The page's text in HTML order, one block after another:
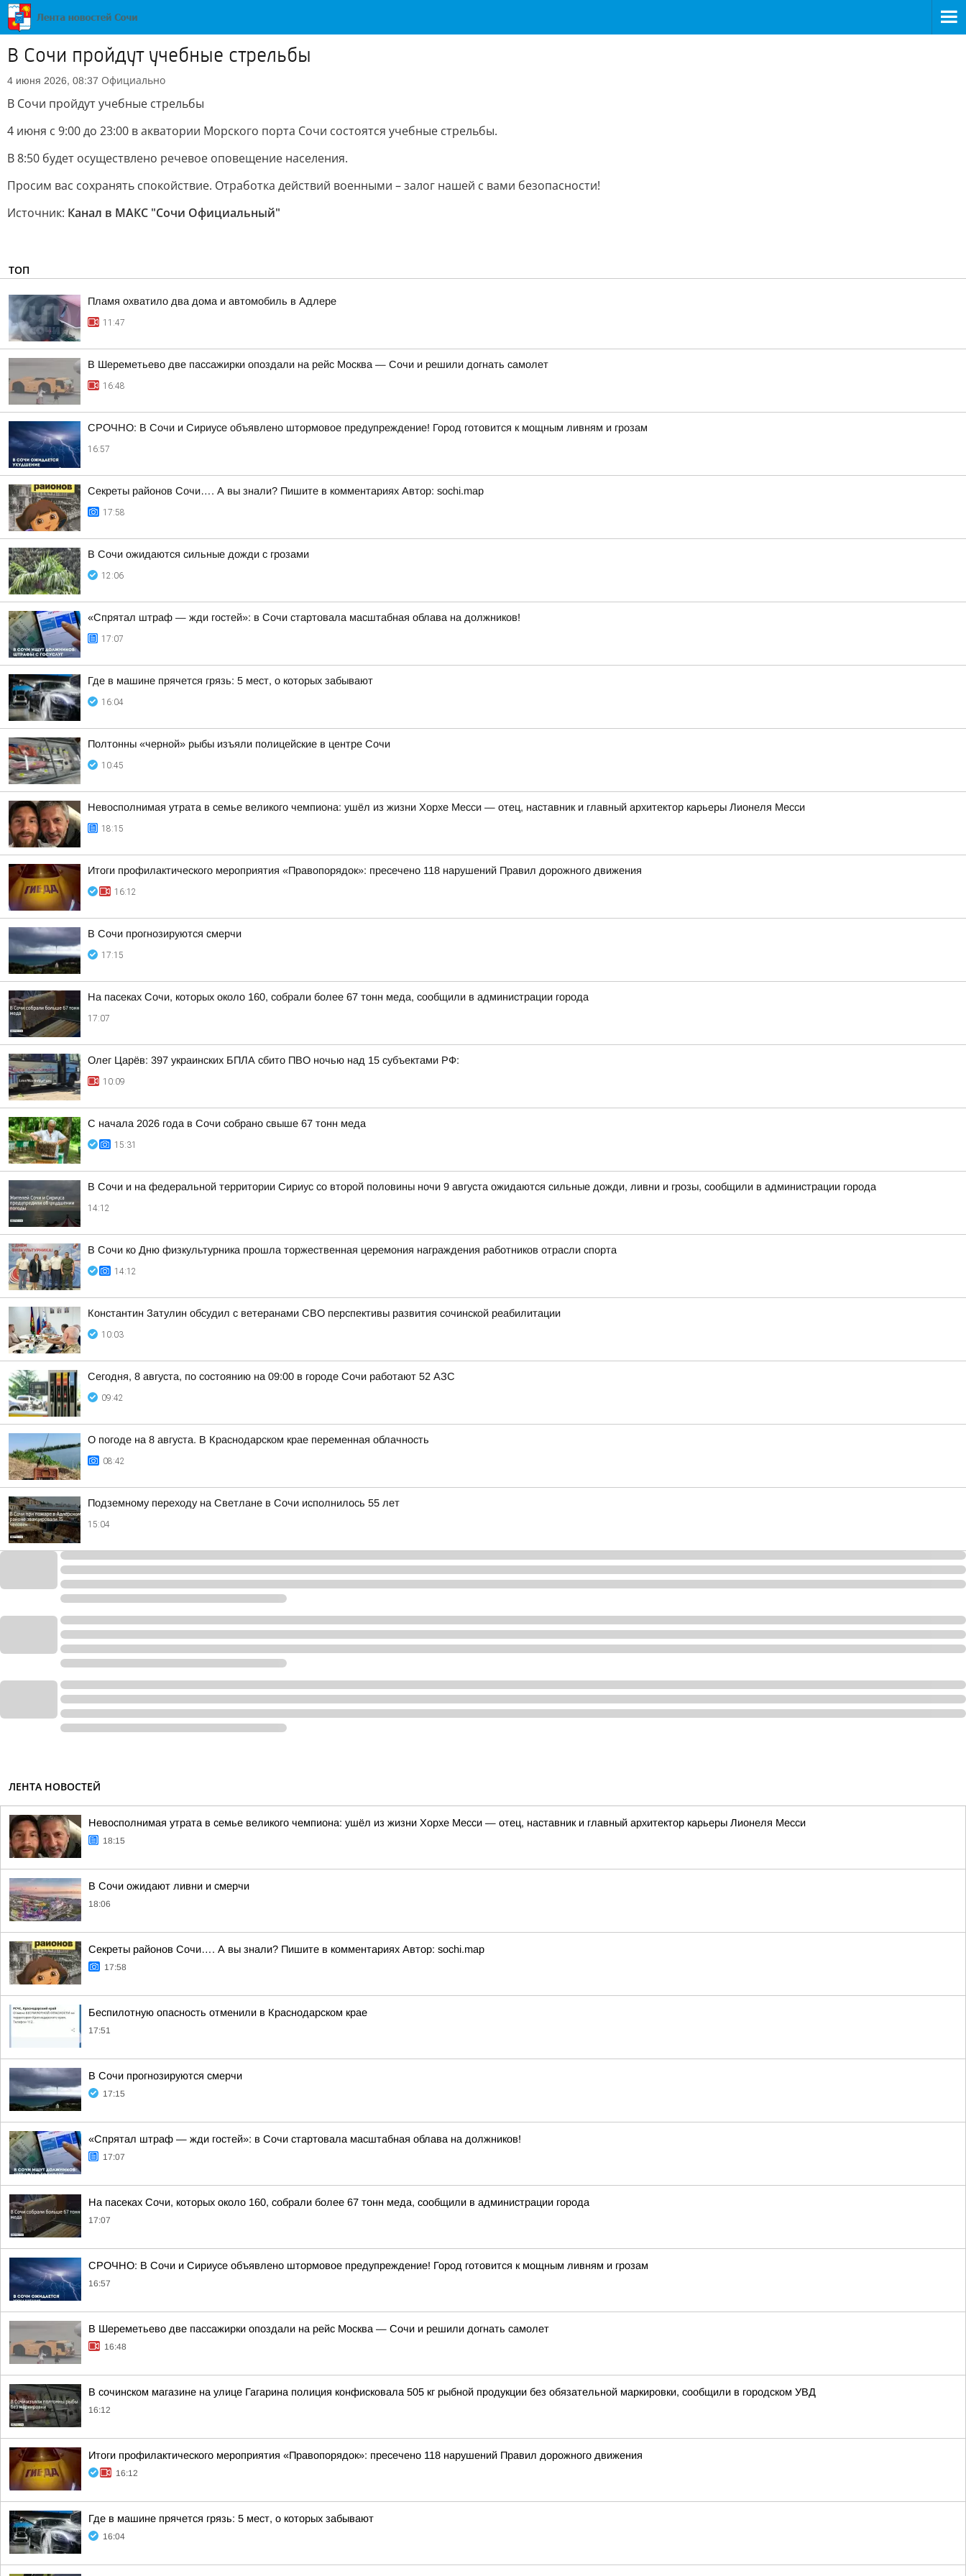
В Сочи пройдут учебные стрельбы
4 июня 2026, 08:37 Официально
В Сочи пройдут учебные стрельбы
4 июня с 9:00 до 23:00 в акватории Морского порта Сочи состоятся учебные стрельбы.
В 8:50 будет осуществлено речевое оповещение населения.
Просим вас сохранять спокойствие. Отработка действий военными – залог нашей с вами безопасности!
Источник: Канал в МАКС "Сочи Официальный"
ТОП
Пламя охватило два дома и автомобиль в Адлере
11:47
В Шереметьево две пассажирки опоздали на рейс Москва — Сочи и решили догнать самолет
16:48
СРОЧНО: В Сочи и Сириусе объявлено штормовое предупреждение! Город готовится к мощным ливням и грозам
16:57
Секреты районов Сочи…. А вы знали? Пишите в комментариях Автор: sochi.map
17:58
В Сочи ожидаются сильные дожди с грозами
12:06
«Спрятал штраф — жди гостей»: в Сочи стартовала масштабная облава на должников!
17:07
Где в машине прячется грязь: 5 мест, о которых забывают
16:04
Полтонны «черной» рыбы изъяли полицейские в центре Сочи
10:45
Невосполнимая утрата в семье великого чемпиона: ушёл из жизни Хорхе Месси — отец, наставник и главный архитектор карьеры Лионеля Месси
18:15
Итоги профилактического мероприятия «Правопорядок»: пресечено 118 нарушений Правил дорожного движения
16:12
В Сочи прогнозируются смерчи
17:15
На пасеках Сочи, которых около 160, собрали более 67 тонн меда, сообщили в администрации города
17:07
Олег Царёв: 397 украинских БПЛА сбито ПВО ночью над 15 субъектами РФ:
10:09
С начала 2026 года в Сочи собрано свыше 67 тонн меда
15:31
В Сочи и на федеральной территории Сириус со второй половины ночи 9 августа ожидаются сильные дожди, ливни и грозы, сообщили в администрации города
14:12
В Сочи ко Дню физкультурника прошла торжественная церемония награждения работников отрасли спорта
14:12
Константин Затулин обсудил с ветеранами СВО перспективы развития сочинской реабилитации
10:03
Сегодня, 8 августа, по состоянию на 09:00 в городе Сочи работают 52 АЗС
09:42
О погоде на 8 августа. В Краснодарском крае переменная облачность
08:42
Подземному переходу на Светлане в Сочи исполнилось 55 лет
15:04
ЛЕНТА НОВОСТЕЙ
Невосполнимая утрата в семье великого чемпиона: ушёл из жизни Хорхе Месси — отец, наставник и главный архитектор карьеры Лионеля Месси
18:15
В Сочи ожидают ливни и смерчи
18:06
Секреты районов Сочи…. А вы знали? Пишите в комментариях Автор: sochi.map
17:58
Беспилотную опасность отменили в Краснодарском крае
17:51
В Сочи прогнозируются смерчи
17:15
«Спрятал штраф — жди гостей»: в Сочи стартовала масштабная облава на должников!
17:07
На пасеках Сочи, которых около 160, собрали более 67 тонн меда, сообщили в администрации города
17:07
СРОЧНО: В Сочи и Сириусе объявлено штормовое предупреждение! Город готовится к мощным ливням и грозам
16:57
В Шереметьево две пассажирки опоздали на рейс Москва — Сочи и решили догнать самолет
16:48
В сочинском магазине на улице Гагарина полиция конфисковала 505 кг рыбной продукции без обязательной маркировки, сообщили в городском УВД
16:12
Итоги профилактического мероприятия «Правопорядок»: пресечено 118 нарушений Правил дорожного движения
16:12
Где в машине прячется грязь: 5 мест, о которых забывают
16:04